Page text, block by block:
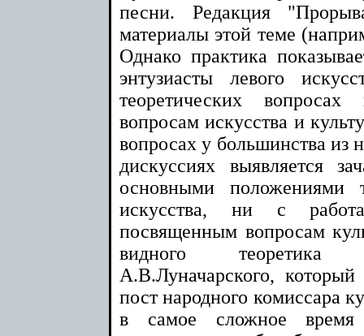
песни. Редакция
материалы этой теме
Однако практика
энтузиасты левого
теоретических
вопросам искусства и
вопросах у большинства из
дискуссиях выявляется
основными положениями
искусства, ни с
посвященным вопросам
видного теоретика
А.В.Луначарского,
пост народного комиссара
в самое сложное время